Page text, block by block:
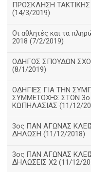
ΠΡΟΣΚΛΗΣΗ ΤΑΚΤΙΚΗΣ
(14/3/2019)
Οι αθλητές και τα
2018 (7/2/2019)
ΟΔΗΓΟΣ ΣΠΟΥΔΩΝ
(8/1/2019)
ΟΔΗΓΙΕΣ ΓΙΑ ΤΗΝ
ΣΥΜΜΕΤΟΧΗΣ ΣΤΟΝ
ΚΩΠΗΛΑΣΙΑΣ (11/12/
3ος ΠΑΝ ΑΓΩΝΑΣ
ΔΗΛΩΣΗ (11/12/2018)
3ος ΠΑΝ ΑΓΩΝΑΣ
ΔΗΛΩΣΕΙΣ Χ2 (11/12/